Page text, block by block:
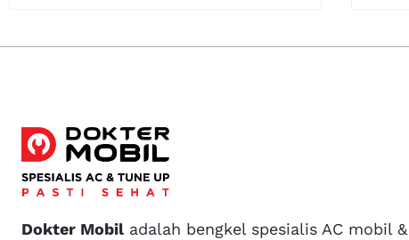
Dokter Mobil adalah bengkel spesialis AC mobil &